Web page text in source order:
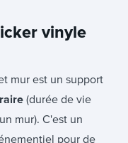
vinyle
mur est un support
(durée de vie
mur). C'est un
pour de